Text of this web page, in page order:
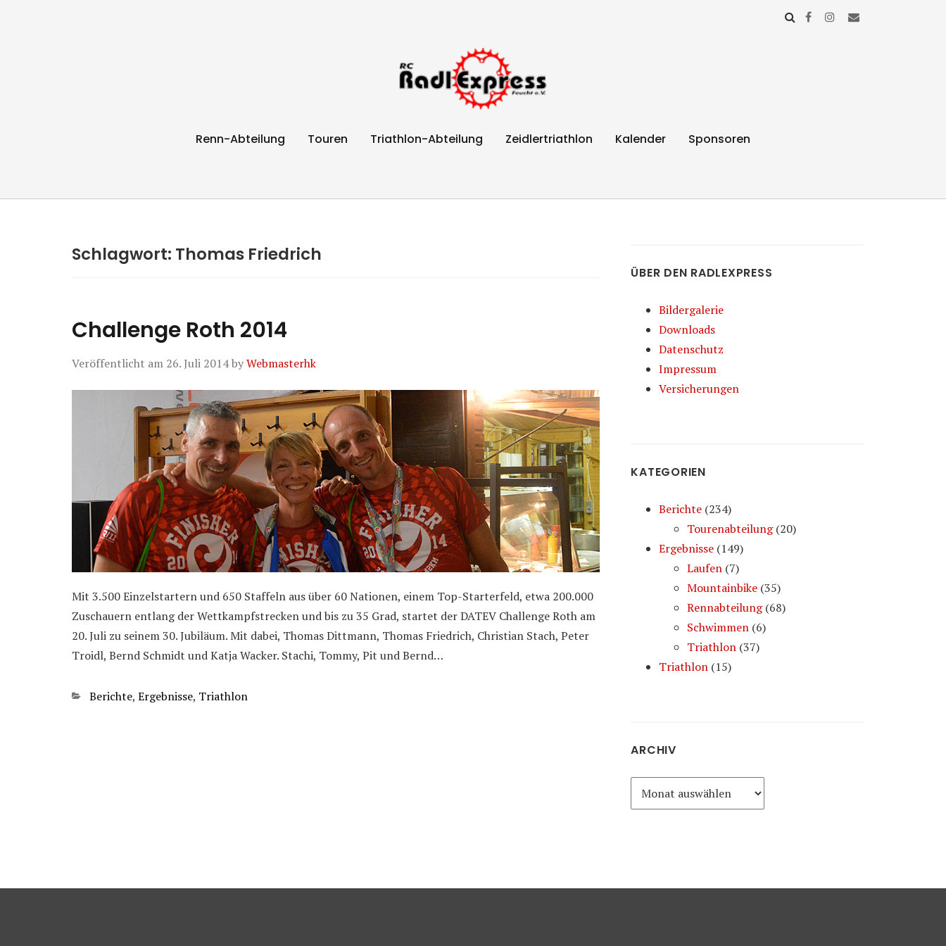
RC Radl Express Feucht e.V.
Renn-Abteilung Touren Triathlon-Abteilung Zeidlertriathlon Kalender Sponsoren
Schlagwort: Thomas Friedrich
Challenge Roth 2014
Veröffentlicht am 26. Juli 2014byWebmasterhk
Mit 3.500 Einzelstartern und 650 Staffeln aus über 60 Nationen, einem Top-Starterfeld, etwa 200.000
Zuschauern entlang der Wettkampfstrecken und bis zu 35 Grad, startet der DATEV Challenge Roth am
20. Juli zu seinem 30. Jubiläum. Mit dabei, Thomas Dittmann, Thomas Friedrich, Christian Stach, Peter
Troidl, Bernd Schmidt und Katja Wacker. Stachi, Tommy, Pit und Bernd…
Kategorien
Berichte, Ergebnisse, Triathlon
ÜBER DEN RADLEXPRESS
Bildergalerie
Downloads
Datenschutz
Impressum
Versicherungen
KATEGORIEN
Berichte (234)
Tourenabteilung(20)
Ergebnisse (149)
Laufen (7)
Mountainbike (35)
Rennabteilung(68)
Schwimmen (6)
Triathlon (37)
Triathlon (15)
ARCHIV
Archiv